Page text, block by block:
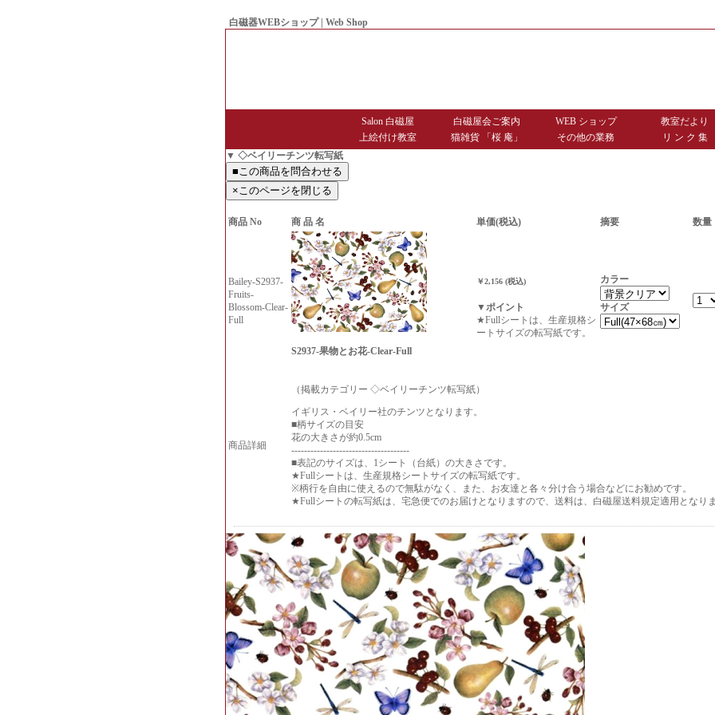
白磁器WEBショップ | Web Shop
Salon 白磁屋 白磁屋会ご案内 WEB ショップ
教室だより
上絵付け教室
猫雑貨 「桜 庵」 その他の業務
リ ン ク 集
▼ ◇ベイリーチンツ転写紙
商品 No 商 品 名 単価(税込) 摘要 数量
Bailey-S2937-
Fruits-
Blossom-Clear-
Full
S2937-果物とお花-Clear-Full
￥2,156 (税込)
▼ポイント
★Fullシートは、生産規格シ
ートサイズの転写紙です。
カラー
サイズ
商品詳細
（掲載カテゴリー ◇ベイリーチンツ転写紙）
イギリス・ベイリー社のチンツとなります。
■柄サイズの目安
花の大きさが約0.5cm
-------------------------------------
■表記のサイズは、1シート（台紙）の大きさです。
★Fullシートは、生産規格シートサイズの転写紙です。
※柄行を自由に使えるので無駄がなく、また、お友達と各々分け合う場合などにお勧めです。
★Fullシートの転写紙は、宅急便でのお届けとなりますので、送料は、白磁屋送料規定適用となり